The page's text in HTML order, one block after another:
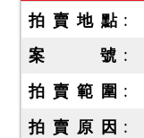
拍 賣 地 點
案 號
拍 賣 範 圍
拍 賣 原 因